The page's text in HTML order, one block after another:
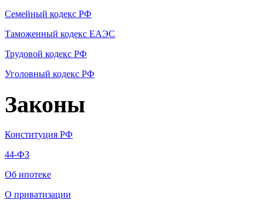
Семейный кодекс РФ
Таможенный кодекс ЕАЭС
Трудовой кодекс РФ
Уголовный кодекс РФ
Законы
Конституция РФ
44-ФЗ
Об ипотеке
О приватизации